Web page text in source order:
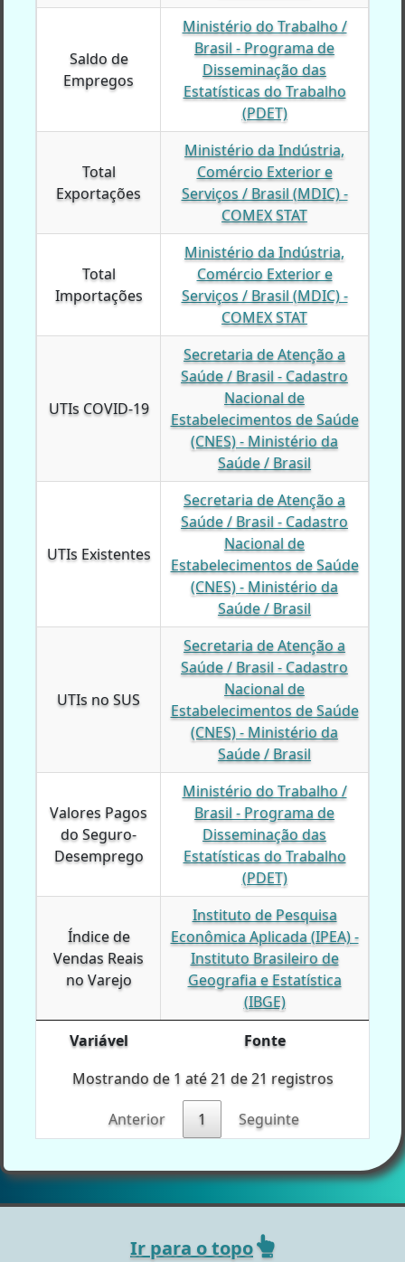
Variável Fonte
Saldo de
Empregos
Ministério do Trabalho /
Brasil - Programa de
Disseminação das
Estatísticas do Trabalho
(PDET)
Total
Exportações
Ministério da Indústria,
Comércio Exterior e
Serviços / Brasil (MDIC) -
COMEX STAT
Total
Importações
Ministério da Indústria,
Comércio Exterior e
Serviços / Brasil (MDIC) -
COMEX STAT
UTIs COVID-19
Secretaria de Atenção a
Saúde / Brasil - Cadastro
Nacional de
Estabelecimentos de Saúde
(CNES) - Ministério da
Saúde / Brasil
UTIs Existentes
Secretaria de Atenção a
Saúde / Brasil - Cadastro
Nacional de
Estabelecimentos de Saúde
(CNES) - Ministério da
Saúde / Brasil
UTIs no SUS
Secretaria de Atenção a
Saúde / Brasil - Cadastro
Nacional de
Estabelecimentos de Saúde
(CNES) - Ministério da
Saúde / Brasil
Valores Pagos
do Seguro-
Desemprego
Ministério do Trabalho /
Brasil - Programa de
Disseminação das
Estatísticas do Trabalho
(PDET)
Índice de
Vendas Reais
no Varejo
Instituto de Pesquisa
Econômica Aplicada (IPEA) -
Instituto Brasileiro de
Geografia e Estatística
(IBGE)
Variável
Fonte
Saldo de
Empregos
Total
Exportações
Total
Importações
UTIs COVID-19
UTIs Existentes
UTIs no SUS
Valores Pagos
do Seguro-
Desemprego
Índice de
Vendas Reais
no Varejo
Variável
Mostrando de 1 até 21 de 21 registros
Anterior 1 Seguinte
Ir para o topo